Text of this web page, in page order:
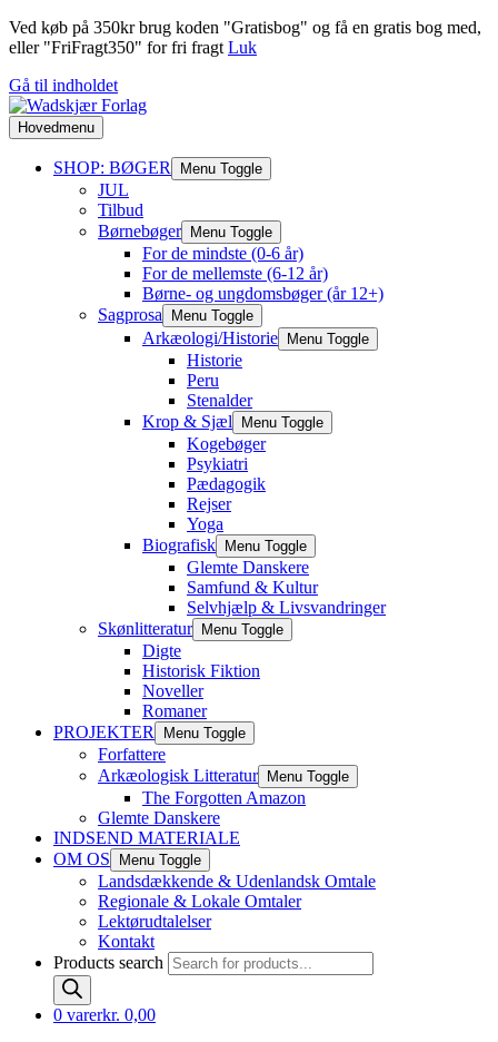
Ved køb på 350kr brug koden "Gratisbog" og få en gratis bog med,
eller "FriFragt350" for fri fragt Luk
Gå til indholdet
Hovedmenu
SHOP: BØGER Menu Toggle
JUL
Tilbud
Børnebøger
Menu Toggle
For de mindste (0-6 år)
For de mellemste (6-12 år)
Børne- og ungdomsbøger (år 12+)
Sagprosa
Menu Toggle
Arkæologi/Historie Menu Toggle
Historie
Peru
Stenalder
Krop & Sjæl
Menu Toggle
Kogebøger
Psykiatri
Pædagogik
Rejser
Yoga
Biografisk
Menu Toggle
Glemte Danskere
Samfund & Kultur
Selvhjælp & Livsvandringer
Skønlitteratur
Menu Toggle
Digte
Historisk Fiktion
Noveller
Romaner
PROJEKTER
Menu Toggle
Forfattere
Arkæologisk Litteratur
Menu Toggle
The Forgotten Amazon
Glemte Danskere
INDSEND MATERIALE
OM OS
Menu Toggle
Landsdækkende & Udenlandsk Omtale
Regionale & Lokale Omtaler
Lektørudtalelser
Kontakt
Products search
0 varerkr. 0,00